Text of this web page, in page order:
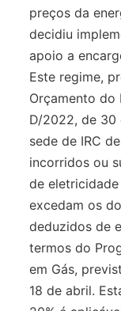
preços da
decidiu
apoio a
Este regime,
Orçamento do
D/2022, de 30
sede de IRC
incorridos ou
de
excedam os
deduzidos de
termos do
em Gás,
18 de abril.